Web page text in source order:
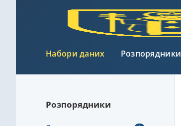
Набори даних Розпорядники
Розпорядники